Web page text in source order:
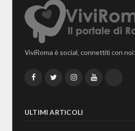
ViviRoma è social, connettiti con noi:
FacebookTwitterInstagramYouTube
ULTIMI ARTICOLI